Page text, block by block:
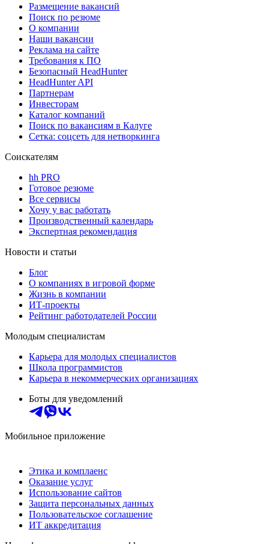
Размещение вакансий
Поиск по резюме
О компании
Наши вакансии
Реклама на сайте
Требования к ПО
Безопасный HeadHunter
HeadHunter API
Партнерам
Инвесторам
Каталог компаний
Поиск по вакансиям в Калуге
Сетка: соцсеть для нетворкинга
Соискателям
hh PRO
Готовое резюме
Все сервисы
Хочу у вас работать
Производственный календарь
Экспертная рекомендация
Новости и статьи
Блог
О компаниях в игровой форме
Жизнь в компании
ИТ-проекты
Рейтинг работодателей России
Молодым специалистам
Карьера для молодых специалистов
Школа программистов
Карьера в некоммерческих организациях
Боты для уведомлений
Мобильное приложение
Этика и комплаенс
Оказание услуг
Использование сайтов
Защита персональных данных
Пользовательское соглашение
ИТ аккредитация